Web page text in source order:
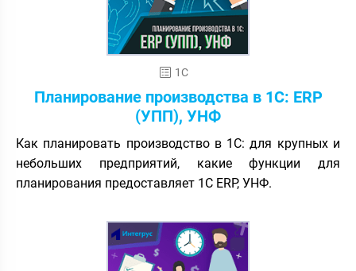
1С
Планирование производства в 1С: ERP
(УПП), УНФ
Как планировать производство в 1С: для крупных и
небольших предприятий, какие функции для
планирования предоставляет 1С ERP, УНФ.